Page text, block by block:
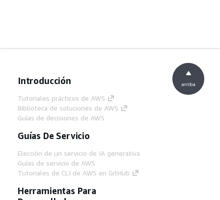
Introducción
Tutoriales prácticos de AWS
Biblioteca de soluciones de AWS
Guías de decisiones de AWS
Guías De Servicio
Elección de un servicio de IA generativa
Guías de servicio de AWS
Tutoriales de CLI de AWS en GitHub
Herramientas Para
arriba